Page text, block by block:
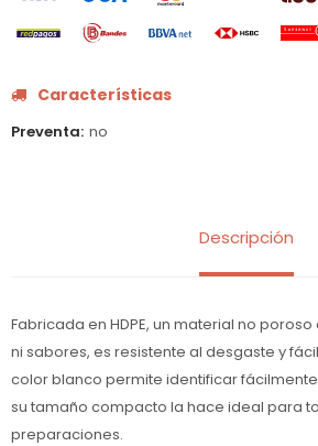
Características
Preventa no
Descripción
Fabricada en HDPE, un material no
ni sabores, es resistente al desgaste y
color blanco permite identificar
su tamaño compacto la hace ideal para
preparaciones.